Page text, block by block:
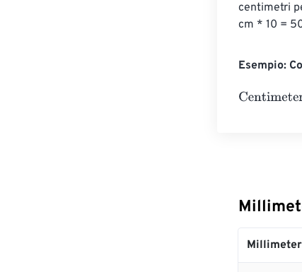
centimetri
cm * 10 =
Esempio:
Centimeters